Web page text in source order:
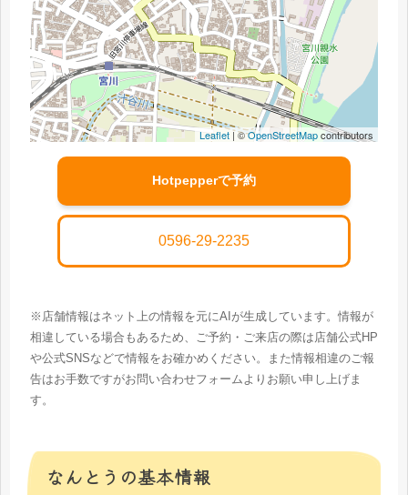
Leaflet | ©OpenStreetMapcontributors
Hotpepperで予約
0596-29-2235
※店舗情報はネット上の情報を元にAIが生成しています。情報が
相違している場合もあるため、ご予約・ご来店の際は店舗公式HP
や公式SNSなどで情報をお確かめください。また情報相違のご報
告はお手数ですがお問い合わせフォームよりお願い申し上げま
す。
なんとうの基本情報